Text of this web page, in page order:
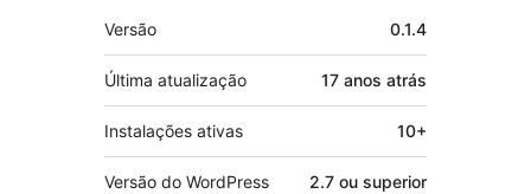
Meta
Versão 0.1.4
Última atualização 17 anos atrás
Instalações ativas 10+
Versão do WordPress 2.7 ou superior